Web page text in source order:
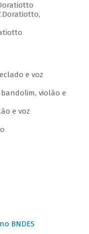
e voz
violão e
e voz
BNDES